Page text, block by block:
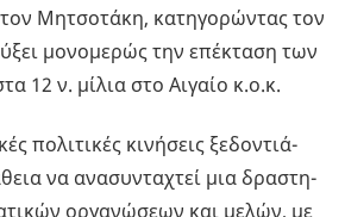
Μη­τσο­τά­κη, κα­τη­γο­ρώ­ντας τον
μο­νο­με­ρώς την επέ­κτα­ση των
12 ν. μίλια στο Αι­γαίο κ.ο.κ.
πο­λι­τι­κές κι­νή­σεις ξε­δο­ντιά­
να ανα­συ­ντα­χτεί μια δρα­στη­
ορ­γα­νώ­σε­ων και μελών, με